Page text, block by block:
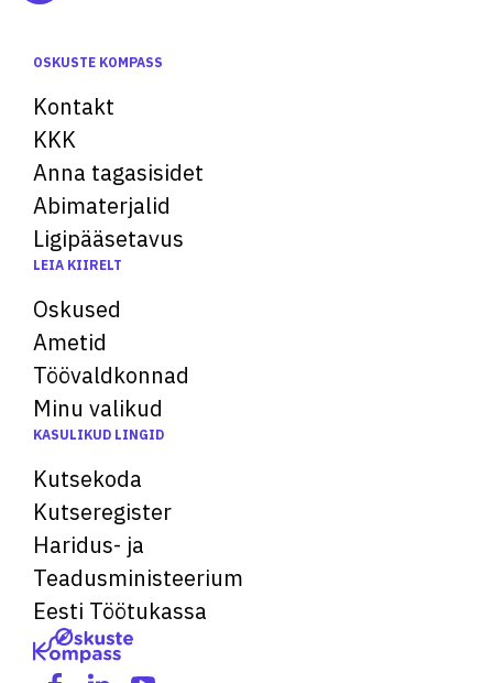
OSKUSTE KOMPASS
Kontakt
KKK
Anna tagasisidet
Abimaterjalid
Ligipääsetavus
LEIA KIIRELT
Oskused
Ametid
Töövaldkonnad
Minu valikud
KASULIKUD LINGID
Kutsekoda
Kutseregister
Haridus- ja
Teadusministeerium
Eesti Töötukassa